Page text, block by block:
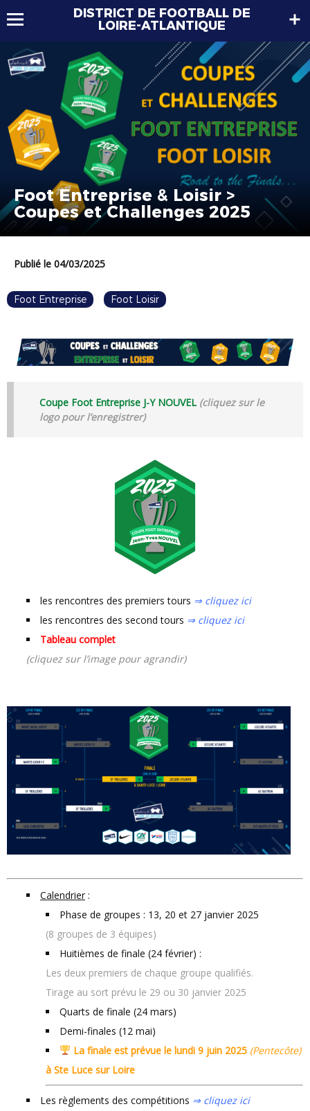
DISTRICT DE FOOTBALL DE
LOIRE-ATLANTIQUE
Foot Entreprise & Loisir >
Coupes et Challenges 2025
Publié le 04/03/2025
Foot Entreprise Foot Loisir
Coupe Foot Entreprise J-Y NOUVEL (cliquez sur le
logo pour l’enregistrer)
les rencontres des premiers tours ⇒ cliquez ici
les rencontres des second tours ⇒ cliquez ici
Tableau complet
(cliquez sur l’image pour agrandir)
Calendrier :
Phase de groupes : 13, 20 et 27 janvier 2025
(8 groupes de 3 équipes)
Huitièmes de finale (24 février) :
Les deux premiers de chaque groupe qualifiés.
Tirage au sort prévu le 29 ou 30 janvier 2025
Quarts de finale (24 mars)
Demi-finales (12 mai)
La finale est prévue le lundi 9 juin 2025 (Pentecôte)
à Ste Luce sur Loire
Les règlements des compétitions ⇒ cliquez ici